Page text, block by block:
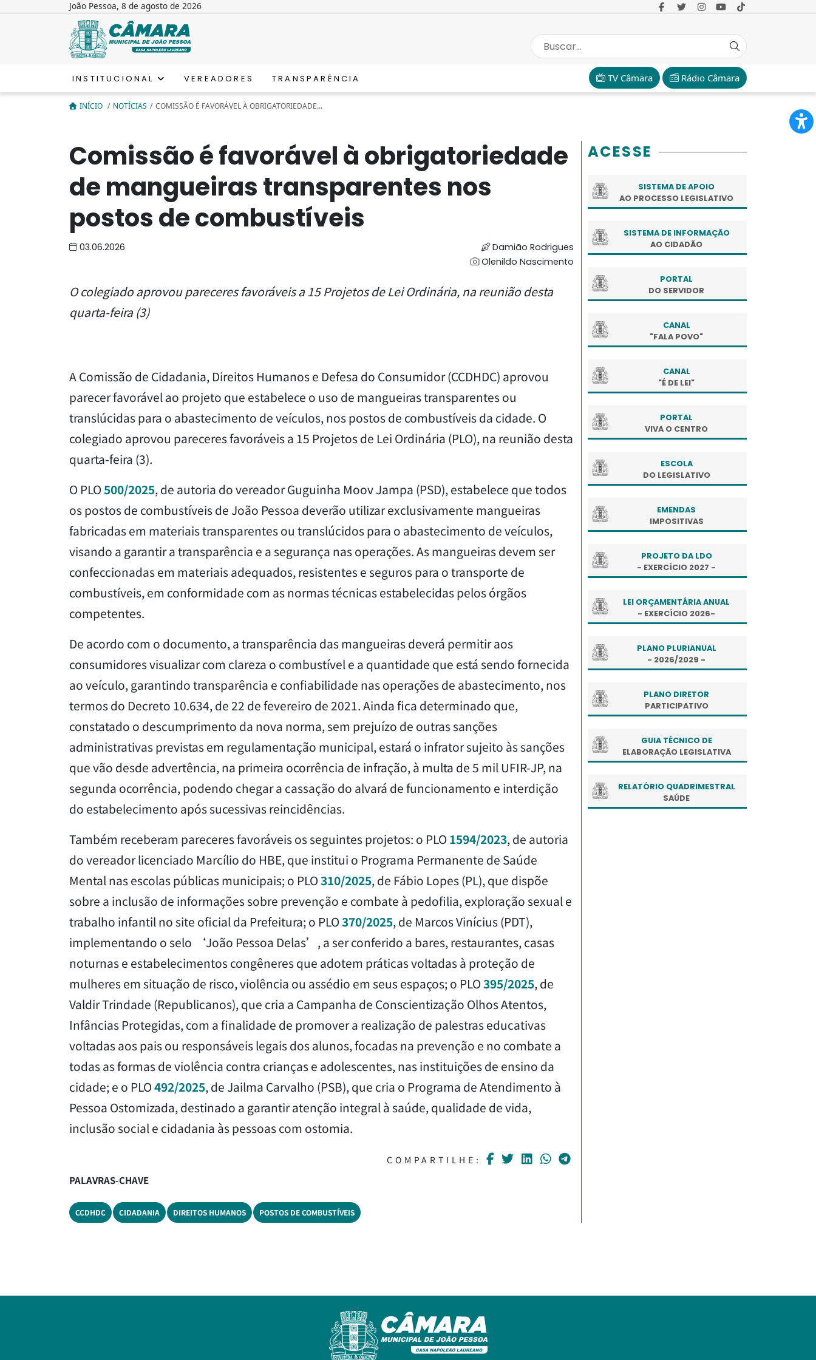
João Pessoa, 8 de agosto de 2026
INSTITUCIONAL VEREADORES TRANSPARÊNCIA TV Câmara Rádio Câmara
INÍCIO / NOTÍCIAS / COMISSÃO É FAVORÁVEL À OBRIGATORIEDADE...
Comissão é favorável à obrigatoriedade
de mangueiras transparentes nos
postos de combustíveis
03.06.2026
Damião Rodrigues
Olenildo Nascimento
O colegiado aprovou pareceres favoráveis a 15 Projetos de Lei Ordinária, na reunião desta
quarta-feira (3)
A Comissão de Cidadania, Direitos Humanos e Defesa do Consumidor (CCDHDC) aprovou
parecer favorável ao projeto que estabelece o uso de mangueiras transparentes ou
translúcidas para o abastecimento de veículos, nos postos de combustíveis da cidade. O
colegiado aprovou pareceres favoráveis a 15 Projetos de Lei Ordinária (PLO), na reunião desta
quarta-feira (3).
O PLO500/2025, de autoria do vereador Guguinha Moov Jampa (PSD), estabelece que todos
os postos de combustíveis de João Pessoa deverão utilizar exclusivamente mangueiras
fabricadas em materiais transparentes ou translúcidos para o abastecimento de veículos,
visando a garantir a transparência e a segurança nas operações. As mangueiras devem ser
confeccionadas em materiais adequados, resistentes e seguros para o transporte de
combustíveis, em conformidade com as normas técnicas estabelecidas pelos órgãos
competentes.
De acordo com o documento, a transparência das mangueiras deverá permitir aos
consumidores visualizar com clareza o combustível e a quantidade que está sendo fornecida
ao veículo, garantindo transparência e confiabilidade nas operações de abastecimento, nos
termos do Decreto 10.634, de 22 de fevereiro de 2021. Ainda fica determinado que,
constatado o descumprimento da nova norma, sem prejuízo de outras sanções
administrativas previstas em regulamentação municipal, estará o infrator sujeito às sanções
que vão desde advertência, na primeira ocorrência de infração, à multa de 5 mil UFIR-JP, na
segunda ocorrência, podendo chegar a cassação do alvará de funcionamento e interdição
do estabelecimento após sucessivas reincidências.
Também receberam pareceres favoráveis os seguintes projetos: o PLO 1594/2023, de autoria
do vereador licenciado Marcílio do HBE, que institui o Programa Permanente de Saúde
Mental nas escolas públicas municipais; o PLO310/2025, de Fábio Lopes (PL), que dispõe
sobre a inclusão de informações sobre prevenção e combate à pedofilia, exploração sexual e
trabalho infantil no site oficial da Prefeitura; o PLO370/2025, de Marcos Vinícius (PDT),
implementando o selo ‘João Pessoa Delas’, a ser conferido a bares, restaurantes, casas
noturnas e estabelecimentos congêneres que adotem práticas voltadas à proteção de
mulheres em situação de risco, violência ou assédio em seus espaços; o PLO395/2025, de
Valdir Trindade (Republicanos), que cria a Campanha de Conscientização Olhos Atentos,
Infâncias Protegidas, com a finalidade de promover a realização de palestras educativas
voltadas aos pais ou responsáveis legais dos alunos, focadas na prevenção e no combate a
todas as formas de violência contra crianças e adolescentes, nas instituições de ensino da
cidade; e o PLO492/2025, de Jailma Carvalho (PSB), que cria o Programa de Atendimento à
Pessoa Ostomizada, destinado a garantir atenção integral à saúde, qualidade de vida,
inclusão social e cidadania às pessoas com ostomia.
COMPARTILHE:
PALAVRAS-CHAVE
CCDHDC CIDADANIA DIREITOS HUMANOS POSTOS DE COMBUSTÍVEIS
ACESSE
SISTEMA DE APOIO
AO PROCESSO LEGISLATIVO
SISTEMA DE INFORMAÇÃO
AO CIDADÃO
PORTAL
DO SERVIDOR
CANAL
"FALA POVO"
CANAL
"É DE LEI"
PORTAL
VIVA O CENTRO
ESCOLA
DO LEGISLATIVO
EMENDAS
IMPOSITIVAS
PROJETO DA LDO
- EXERCÍCIO 2027 -
LEI ORÇAMENTÁRIA ANUAL
- EXERCÍCIO 2026-
PLANO PLURIANUAL
- 2026/2029 -
PLANO DIRETOR
PARTICIPATIVO
GUIA TÉCNICO DE
ELABORAÇÃO LEGISLATIVA
RELATÓRIO QUADRIMESTRAL
SAÚDE